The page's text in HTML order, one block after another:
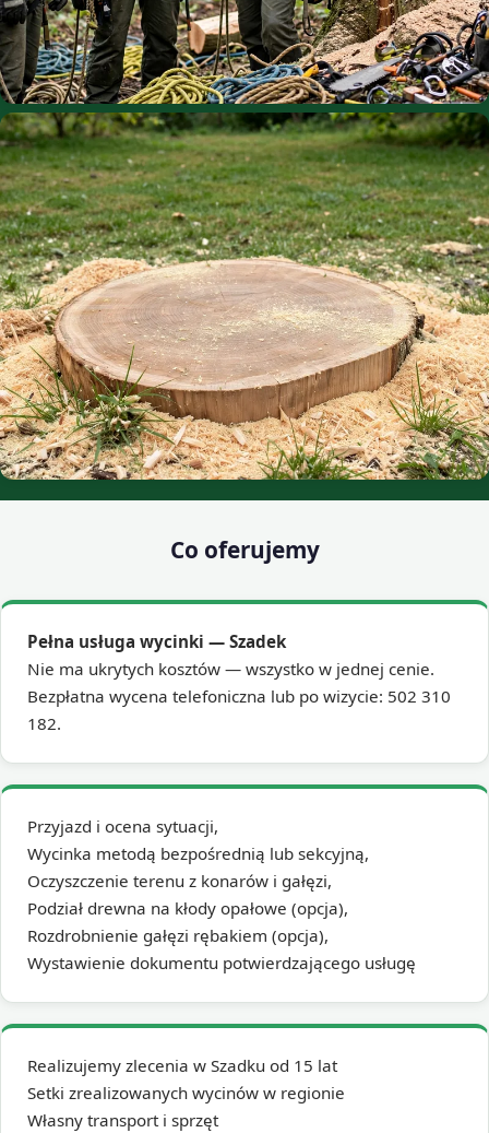
Co oferujemy
Pełna usługa wycinki — Szadek
Nie ma ukrytych kosztów — wszystko w jednej cenie.
Bezpłatna wycena telefoniczna lub po wizycie: 502 310
182.
Przyjazd i ocena sytuacji,
Wycinka metodą bezpośrednią lub sekcyjną,
Oczyszczenie terenu z konarów i gałęzi,
Podział drewna na kłody opałowe (opcja),
Rozdrobnienie gałęzi rębakiem (opcja),
Wystawienie dokumentu potwierdzającego usługę
Realizujemy zlecenia w Szadku od 15 lat
Setki zrealizowanych wycinów w regionie
Własny transport i sprzęt